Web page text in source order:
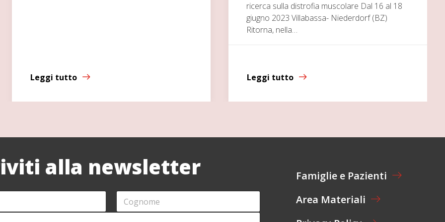
Leggi tutto
ricerca sulla distrofia muscolare Dal 16 al 18
giugno 2023 Villabassa- Niederdorf (BZ)
Ritorna, nella…
Leggi tutto
alla newsletter
C
G
Famiglie e Pazienti
Area Materiali